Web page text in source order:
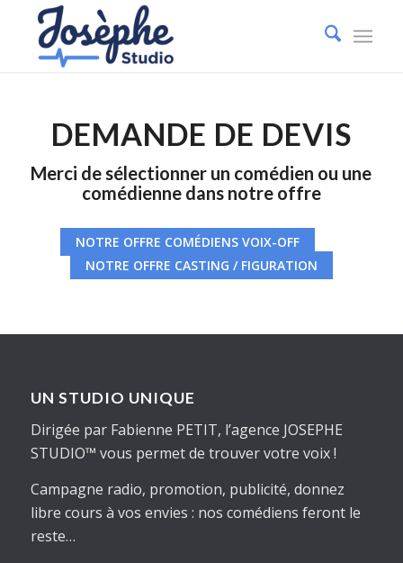
DEMANDE DE DEVIS
Merci de sélectionner un comédien ou une
comédienne dans notre offre
NOTRE OFFRE COMÉDIENS VOIX-OFF
NOTRE OFFRE CASTING / FIGURATION
UN STUDIO UNIQUE
Dirigée par Fabienne PETIT, l’agence JOSEPHE
STUDIO™ vous permet de trouvervotre voix !
Campagne radio, promotion, publicité, donnez
libre cours à vos envies : nos comédiens feront le
reste…